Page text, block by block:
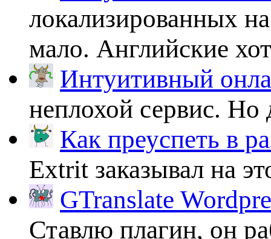
локализированных
мало. Английские
Интуитивный
неплохой сервис.
Как преуспеть в
Extrit заказывал на
GTranslate
Ставлю плагин, он